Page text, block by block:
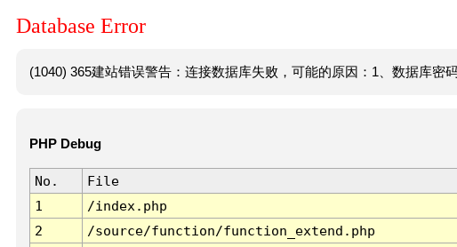
Database Error
(1040) 365建站错误警告：连接数据库失败，可能的原因：1、数据库密
PHP Debug
No. File
1
/index.php
2
/source/function/function_extend.php